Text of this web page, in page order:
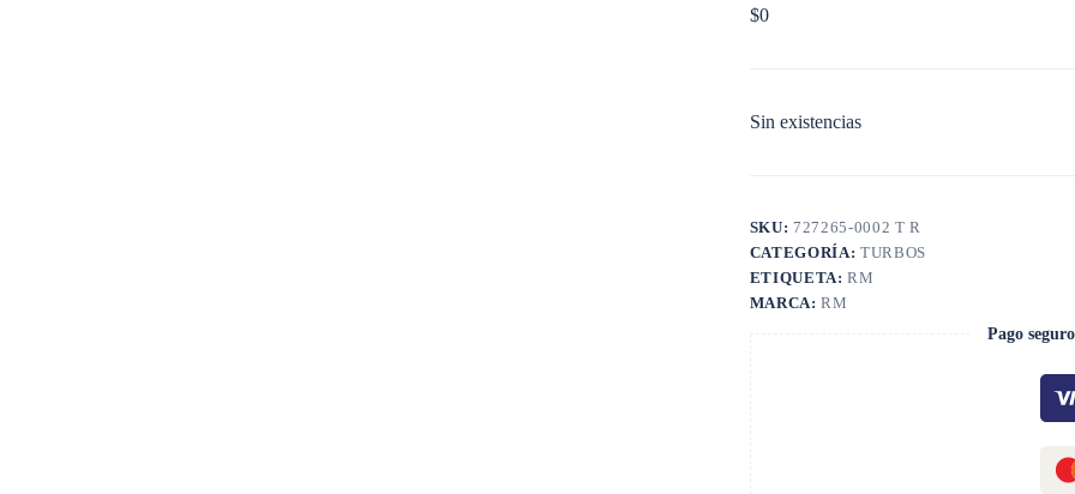
$0
Sin existencias
SKU: 727265-0002 T R
CATEGORÍA: TURBOS
ETIQUETA:RM
MARCA:RM
Pago